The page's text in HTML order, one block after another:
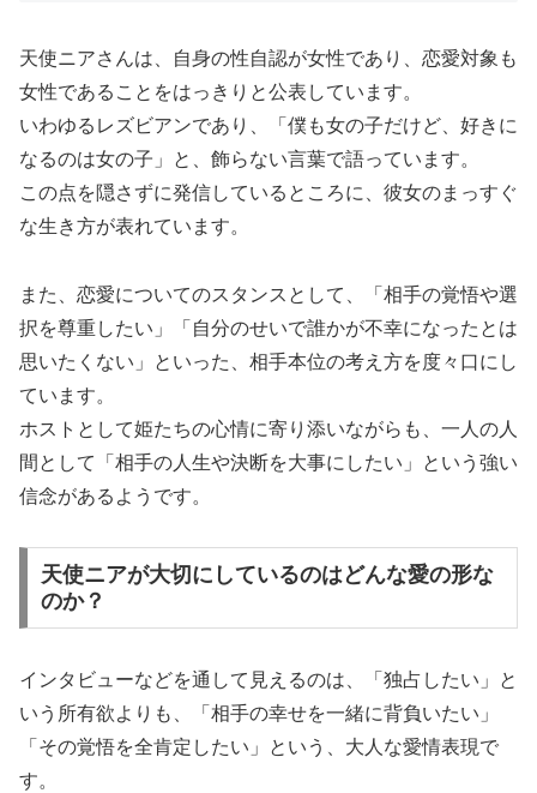
天使ニアさんは、自身の性自認が女性であり、恋愛対象も
女性であることをはっきりと公表しています。
いわゆるレズビアンであり、「僕も女の子だけど、好きに
なるのは女の子」と、飾らない言葉で語っています。
この点を隠さずに発信しているところに、彼女のまっすぐ
な生き方が表れています。
また、恋愛についてのスタンスとして、「相手の覚悟や選
択を尊重したい」「自分のせいで誰かが不幸になったとは
思いたくない」といった、相手本位の考え方を度々口にし
ています。
ホストとして姫たちの心情に寄り添いながらも、一人の人
間として「相手の人生や決断を大事にしたい」という強い
信念があるようです。
天使ニアが大切にしているのはどんな愛の形な
のか？
インタビューなどを通して見えるのは、「独占したい」と
いう所有欲よりも、「相手の幸せを一緒に背負いたい」
「その覚悟を全肯定したい」という、大人な愛情表現で
す。